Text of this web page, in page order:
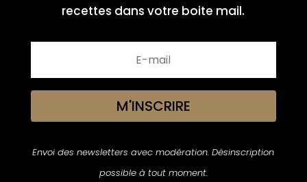
recettes dans votre boite mail.
M'INSCRIRE
Envoi des newsletters avec modération. Désinscription
possible à tout moment.